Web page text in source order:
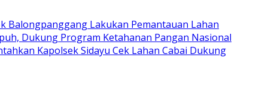
Balongpanggang Lakukan Pemantauan Lahan
Dukung Program Ketahanan Pangan Nasional
Kapolsek Sidayu Cek Lahan Cabai Dukung